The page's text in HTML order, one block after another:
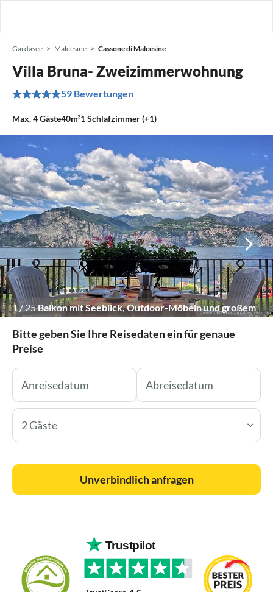
Gardasee Malcesine Cassone di Malcesine
Villa Bruna- Zweizimmerwohnung
59 Bewertungen
Max.4Gäste40m²1Schlafzimmer (+1)
1/25Balkon mit Seeblick, Outdoor-Möbeln und großem
Bitte geben Sie Ihre Reisedaten ein für genaue
Preise
2 Gäste
Unverbindlich anfragen